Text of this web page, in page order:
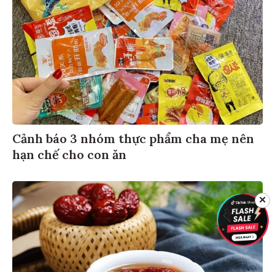
Cảnh báo 3 nhóm thực phẩm cha mẹ nên
hạn chế cho con ăn
✕